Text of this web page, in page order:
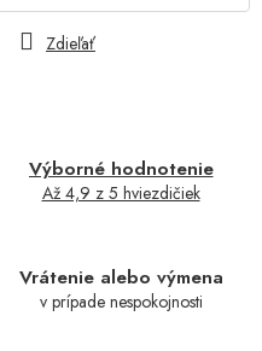
Výborné hodnotenie
Až 4,9 z 5 hviezdičiek
Vrátenie alebo výmena
v prípade nespokojnosti
Zdieľať